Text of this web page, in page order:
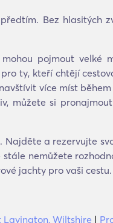
Bez hlasitých
pojmout velké
ty, kteří chtějí
více míst
můžete si
a rezervujte
nemůžete
jachty pro vaši cestu.
Wiltshire |